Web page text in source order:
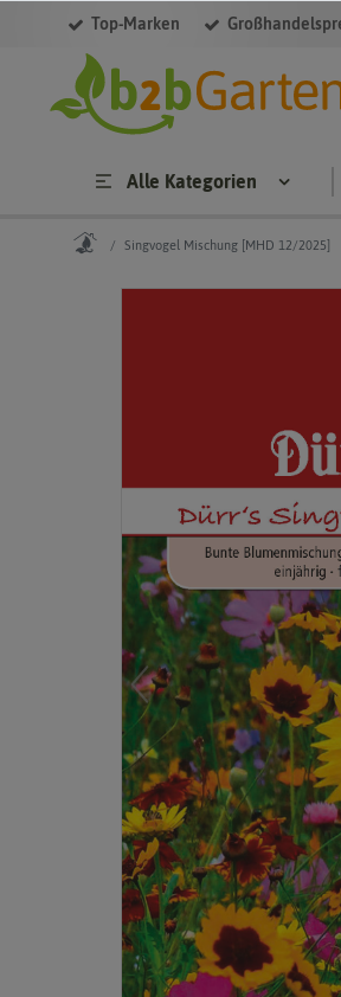
Top-Marken
Alle Kategorien
Singvogel Mischung [MHD 12/2025]